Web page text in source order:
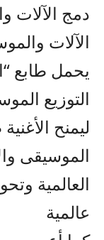
دمج الآلات
الآلات
يحمل طابع
التوزيع
ليمنح
الموسيقى
العالمية
عالمية